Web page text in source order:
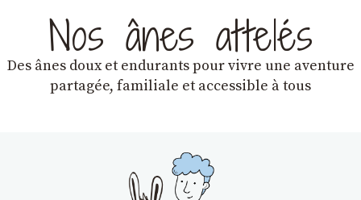
Nos ânes attelés
Des ânes doux et endurantspour vivre une aventure
partagée, familiale et accessible à tous